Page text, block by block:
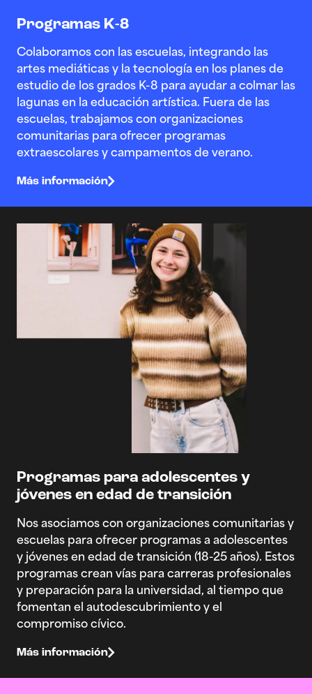
Programas K-8
Colaboramos con las escuelas, integrando las
artes mediáticas y la tecnología en los planes de
estudio de los grados K-8 para ayudar a colmar las
lagunas en la educación artística. Fuera de las
escuelas, trabajamos con organizaciones
comunitarias para ofrecer programas
extraescolares y campamentos de verano.
Más información
Programas para adolescentes y
jóvenes en edad de transición
Nos asociamos con organizaciones comunitarias y
escuelas para ofrecer programas a adolescentes
y jóvenes en edad de transición (18-25 años). Estos
programas crean vías para carreras profesionales
y preparación para la universidad, al tiempo que
fomentan el autodescubrimiento y el
compromiso cívico.
Más información